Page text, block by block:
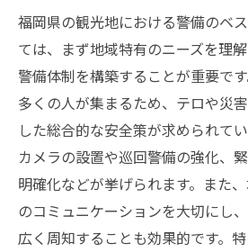
福岡県の観光地における警備のベ
ては、まず地域特有のニーズを理
警備体制を構築することが重要で
多くの人が集まるため、テロや災
した総合的な安全策が求められて
カメラの設置や巡回警備の強化、
明確化などが挙げられます。また
のコミュニケーションを大切にし
広く周知することも効果的です。